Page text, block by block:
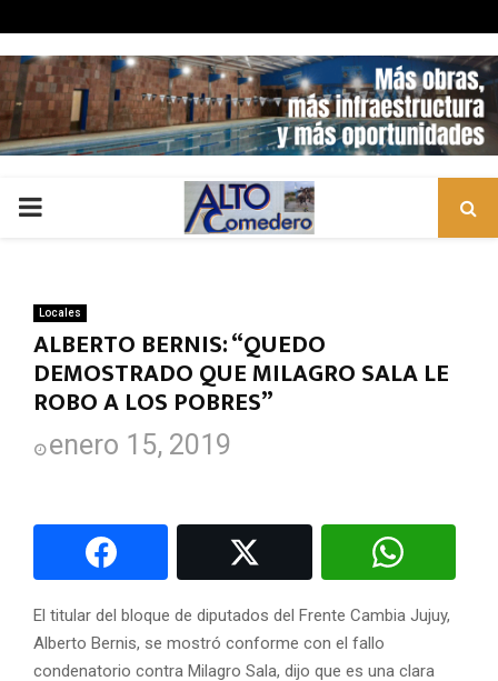
PRIMARY
Locales
ALBERTO BERNIS: “QUEDO
DEMOSTRADO QUE MILAGRO SALA LE
ROBO A LOS POBRES”
enero 15, 2019
El titular del bloque de diputados del Frente Cambia Jujuy,
Alberto Bernis, se mostró conforme con el fallo
condenatorio contra Milagro Sala, dijo que es una clara